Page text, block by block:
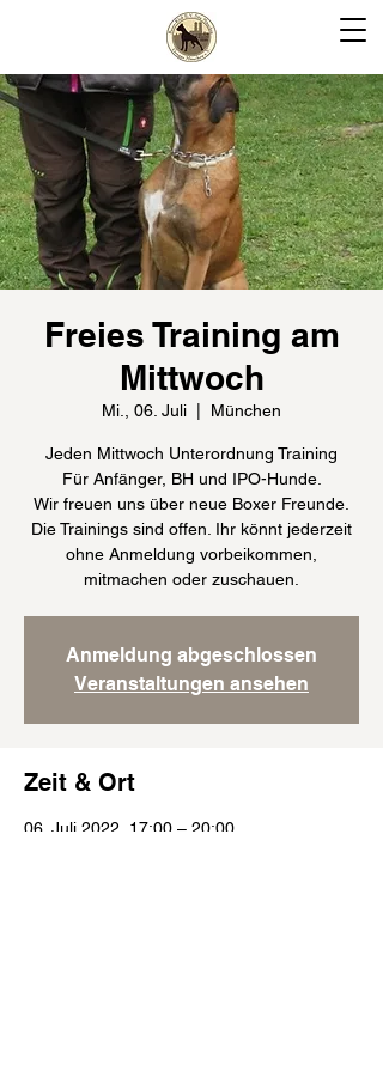
Freies Training am
Mittwoch
Mi., 06. Juli München
Jeden Mittwoch Unterordnung Training
Für Anfänger, BH und IPO-Hunde.
Wir freuen uns über neue Boxer Freunde.
Die Trainings sind offen. Ihr könnt jederzeit
ohne Anmeldung vorbeikommen,
mitmachen oder zuschauen.
Anmeldung abgeschlossen
Veranstaltungen ansehen
Zeit & Ort
06. Juli 2022, 17:00 – 20:00